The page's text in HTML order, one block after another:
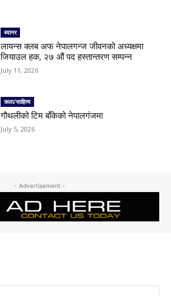
ब्यानर
लायन्स क्लब अफ नेपालगन्ज जीवनको अध्यक्षमा
जियाउल हक, २७ औं पद हस्तान्तरण सम्पन्न
July 11, 2026
कला/साहित्य
गौथलीको टिम बाँकेको नेपालगंजमा
July 5, 2026
- Advertisement -